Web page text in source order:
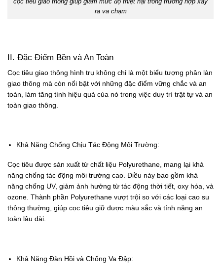
cọc tiêu giao thông giúp giảm mức độ thiệt hại trong trường hợp xảy
ra va chạm
II. Đặc Điểm Bền và An Toàn
Cọc tiêu giao thông hình trụ không chỉ là một biểu tượng phân làn
giao thông mà còn nổi bật với những đặc điểm vững chắc và an
toàn, làm tăng tính hiệu quả của nó trong việc duy trì trật tự và an
toàn giao thông.
Khả Năng Chống Chịu Tác Động Môi Trường:
Cọc tiêu được sản xuất từ chất liệu Polyurethane, mang lại khả
năng chống tác động môi trường cao. Điều này bao gồm khả
năng chống UV, giảm ảnh hưởng từ tác động thời tiết, oxy hóa, và
ozone. Thành phần Polyurethane vượt trội so với các loại cao su
thông thường, giúp cọc tiêu giữ được màu sắc và tính năng an
toàn lâu dài.
Khả Năng Đàn Hồi và Chống Va Đập: